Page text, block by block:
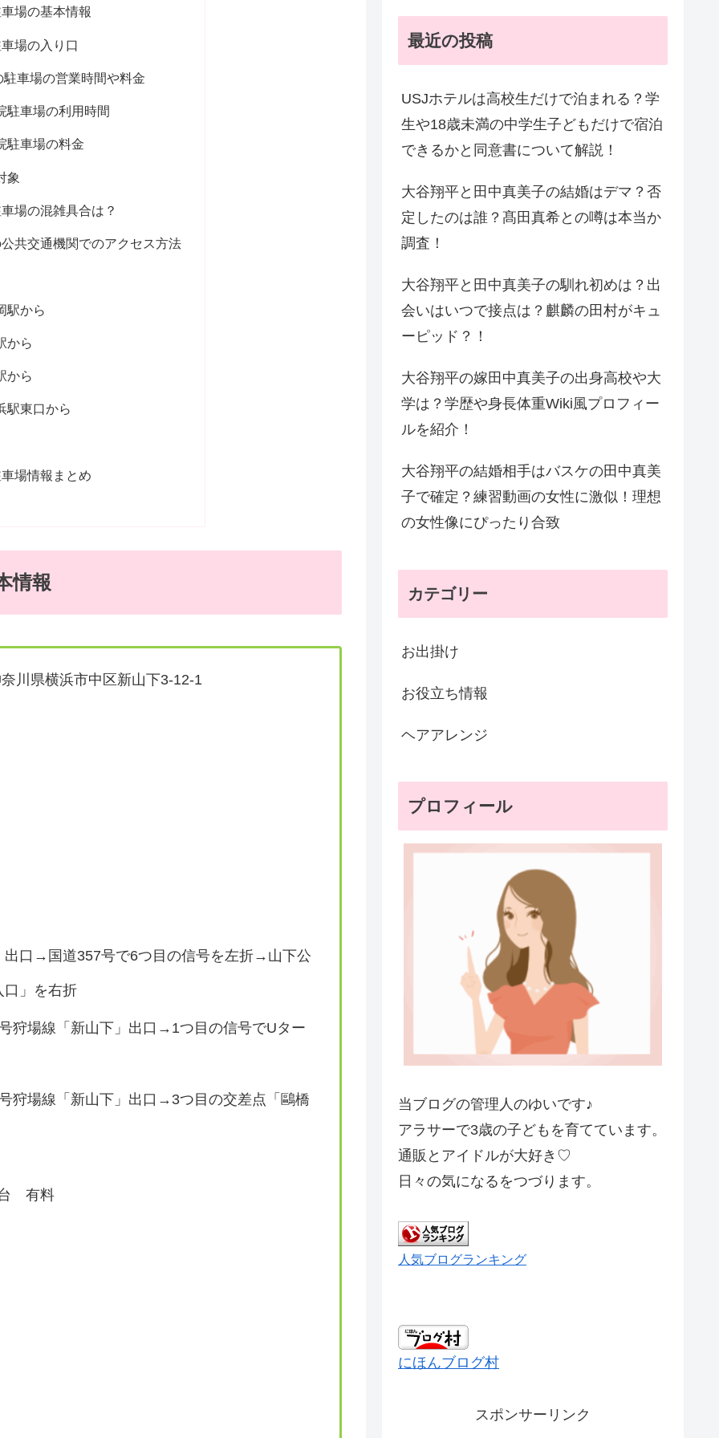
場の基本情報
場の入り口
車場の営業時間や料金
駐車場の利用時間
駐車場の料金
象
場の混雑具合は？
共交通機関でのアクセス方法
駅から
から
から
駅東口から
場情報まとめ
情報
川県横浜市中区新山下3-12-1
出口→国道357号で6つ目の信号を左折→山下公
口」を右折
狩場線「新山下」出口→1つ目の信号でUター
狩場線「新山下」出口→3つ目の交差点「鷗橋
台 有料
最近の投稿
USJホテルは高校生だけで泊まれる？学
生や18歳未満の中学生子どもだけで宿泊
できるかと同意書について解説！
大谷翔平と田中真美子の結婚はデマ？否
定したのは誰？髙田真希との噂は本当か
調査！
大谷翔平と田中真美子の馴れ初めは？出
会いはいつで接点は？麒麟の田村がキュ
ーピッド？！
大谷翔平の嫁田中真美子の出身高校や大
学は？学歴や身長体重Wiki風プロフィー
ルを紹介！
大谷翔平の結婚相手はバスケの田中真美
子で確定？練習動画の女性に激似！理想
の女性像にぴったり合致
カテゴリー
お出掛け
お役立ち情報
ヘアアレンジ
プロフィール
当ブログの管理人のゆいです♪
アラサーで3歳の子どもを育てています。
通販とアイドルが大好き♡
日々の気になるをつづります。
人気ブログランキング
にほんブログ村
スポンサーリンク